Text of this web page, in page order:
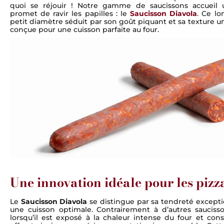
quoi se réjouir ! Notre gamme de saucissons accueil
promet de ravir les papilles : leSaucisson Diavola. Ce
petit diamètre séduit par son goût piquant et sa texture
conçue pour une cuisson parfaite au four.
Une innovation idéale pour les
Le Saucisson Diavola se distingue par sa tendreté
une cuisson optimale. Contrairement à d’autres
lorsqu’il est exposé à la chaleur intense du four et